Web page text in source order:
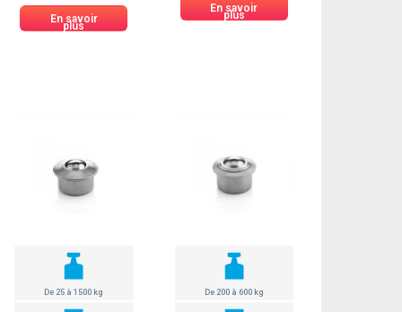
En savoir
plus
En savoir
plus
De 25 à 1500 kg De 200 à 600 kg